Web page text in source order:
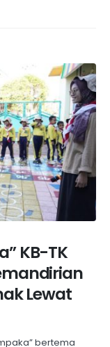
KB-TK
Lewat
bertema